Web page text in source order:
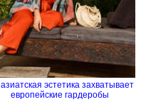
азиатская эстетика захватывает
европейские гардеробы